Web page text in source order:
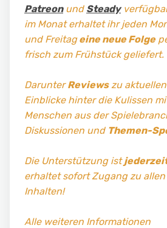
Patreonund Steady
im Monat erhaltet ihr jeden
und Freitageine neue Folge
frisch zum Frühstück geliefert.
DarunterReviewszu
Einblicke hinter die Kulissen
Menschen aus der
Diskussionen und Themen-
Die Unterstützung ist
erhaltet sofort Zugang zu
Inhalten!
Alle weiteren Informationen